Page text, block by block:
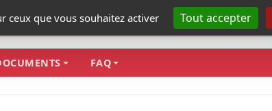
ceux que vous souhaitez activer Tout accepter
FAQ